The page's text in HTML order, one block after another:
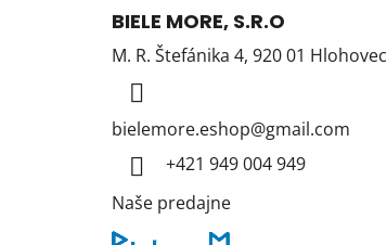
BIELE MORE, S.R.O
M. R. Štefánika 4, 920 01 Hlohovec
bielemore.eshop@gmail.com
+421 949 004 949
Naše predajne